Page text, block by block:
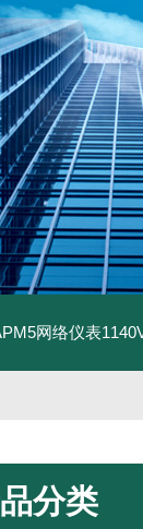
网络仪表
分类